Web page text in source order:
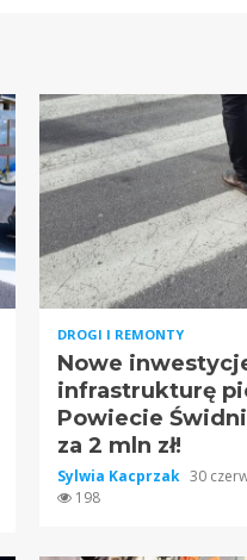
DROGI I REMONTY
Nowe
infrastrukturę
Powiecie
za 2 mln zł!
Sylwia Kacprzak 30
198